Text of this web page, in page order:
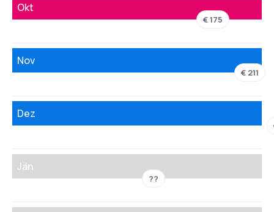
Okt
€ 175
Nov
€ 211
Dez
Jän
??